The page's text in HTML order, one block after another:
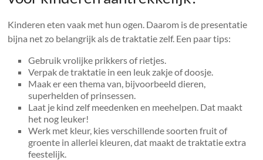
Kinderen eten vaak met hun ogen. Daarom is de presentatie
bijna net zo belangrijk als de traktatie zelf. Een paar tips:
Gebruik vrolijke prikkers of rietjes.
Verpak de traktatie in een leuk zakje of doosje.
Maak er een thema van, bijvoorbeeld dieren,
superhelden of prinsessen.
Laat je kind zelf meedenken en meehelpen. Dat maakt
het nog leuker!
Werk met kleur, kies verschillende soorten fruit of
groente in allerlei kleuren, dat maakt de traktatie extra
feestelijk.